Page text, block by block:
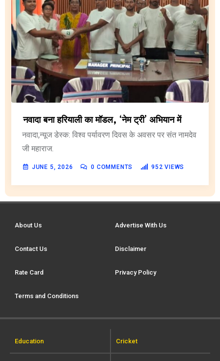
नवादा बना हरियाली का मॉडल, ‘नेम ट्री’ अभियान में
नवादा,न्यूज डेस्क: विश्व पर्यावरण दिवस के अवसर पर संत नामदेव
जी महाराज.
JUNE 5, 2026 0 COMMENTS 952 VIEWS
About Us Advertise With Us
Contact Us Disclaimer
Rate Card Privacy Policy
Terms and Conditions
Education Cricket